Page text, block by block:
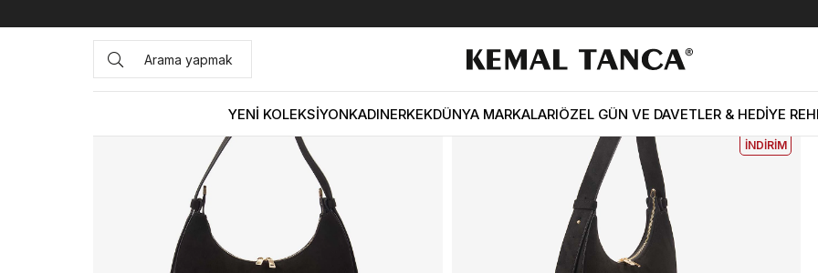
YENİ KOLEKSİYONKADINERKEKDÜNYA MARKALARIÖZEL GÜN VE DAVETLER & HEDİYE
Anasayfa ÇANTA&AKSESUAR KADIN Omuz Çantası Kemal Tanca Kadın Omuz Çantası 2975
KODUYLA
%5
İNDİRİM